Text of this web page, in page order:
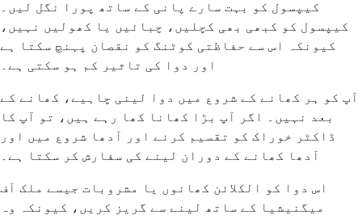
کیپسول کو بہت سارے پانی کے ساتھ پورا نگل لیں۔
کیپسول کو کبھی بھی کچلیں، چبائیں یا کھولیں نہیں،
کیونکہ اس سے حفاظتی کوٹنگ کو نقصان پہنچ سکتا ہے
اور دوا کی تاثیر کم ہو سکتی ہے۔
آپ کو ہر کھانے کے شروع میں دوا لینی چاہیے، کھانے کے
بعد نہیں۔ اگر آپ بڑا کھانا کھا رہے ہیں، تو آپ کا
ڈاکٹر خوراک کو تقسیم کرنے اور آدھا شروع میں اور
آدھا کھانے کے دوران لینے کی سفارش کر سکتا ہے۔
اس دوا کو الکلائن کھانوں یا مشروبات جیسے ملک آف
میگنیشیا کے ساتھ لینے سے گریز کریں، کیونکہ وہ